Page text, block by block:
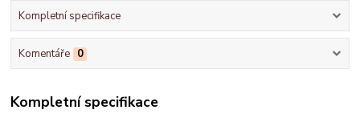
Kompletní specifikace
Komentáře 0
Kompletní specifikace